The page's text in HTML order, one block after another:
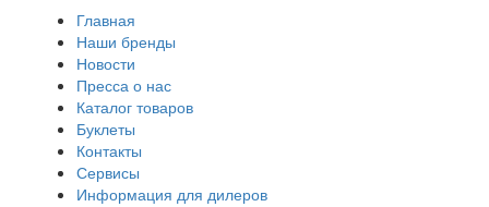
Главная
Наши бренды
Новости
Пресса о нас
Каталог товаров
Буклеты
Контакты
Сервисы
Информация для дилеров